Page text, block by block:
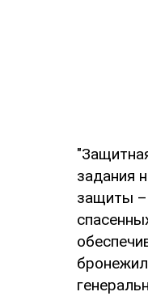
задания
защиты –